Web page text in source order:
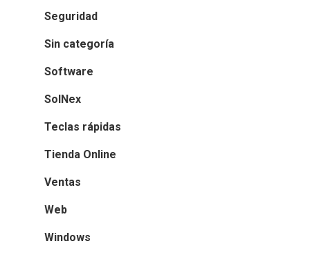
Seguridad
Sin categoría
Software
SolNex
Teclas rápidas
Tienda Online
Ventas
Web
Windows